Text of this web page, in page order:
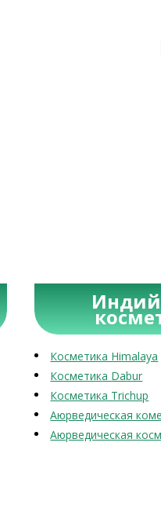
Косметика Himalaya
Косметика Dabur
Косметика Trichup
Аюрведическая
Аюрведическая